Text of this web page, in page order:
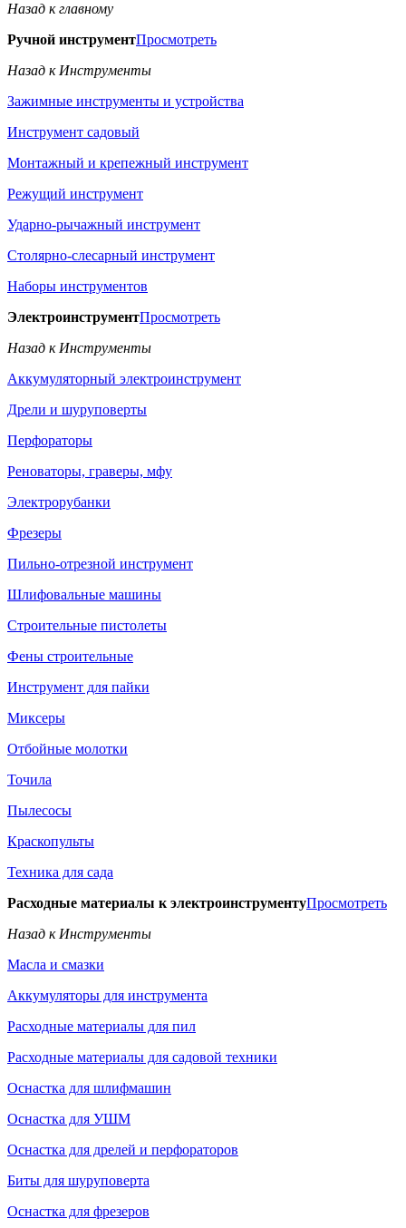
Назад к главному
Ручной инструментПросмотреть
Назад к Инструменты
Зажимные инструменты и устройства
Инструмент садовый
Монтажный и крепежный инструмент
Режущий инструмент
Ударно-рычажный инструмент
Столярно-слесарный инструмент
Наборы инструментов
ЭлектроинструментПросмотреть
Назад к Инструменты
Аккумуляторный электроинструмент
Дрели и шуруповерты
Перфораторы
Реноваторы, граверы, мфу
Электрорубанки
Фрезеры
Пильно-отрезной инструмент
Шлифовальные машины
Строительные пистолеты
Фены строительные
Инструмент для пайки
Миксеры
Отбойные молотки
Точила
Пылесосы
Краскопульты
Техника для сада
Расходные материалы к электроинструментуПросмотреть
Назад к Инструменты
Масла и смазки
Аккумуляторы для инструмента
Расходные материалы для пил
Расходные материалы для садовой техники
Оснастка для шлифмашин
Оснастка для УШМ
Оснастка для дрелей и перфораторов
Биты для шуруповерта
Оснастка для фрезеров